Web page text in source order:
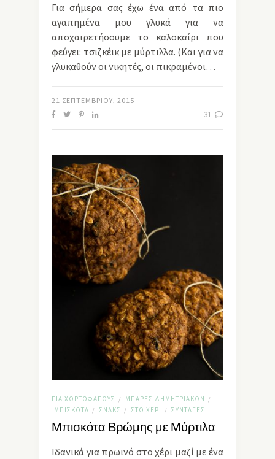
Για σήμερα σας έχω ένα από τα πιο
αγαπημένα μου γλυκά για να
αποχαιρετήσουμε το καλοκαίρι που
φεύγει: τσιζκέικ με μύρτιλλα. (Και για να
γλυκαθούν οι νικητές, οι πικραμένοι…
21 ΣΕΠΤΕΜΒΡΊΟΥ, 2015
31
ΓΙΑ ΧΟΡΤΟΦΆΓΟΥΣ / ΜΠΆΡΕΣ ΔΗΜΗΤΡΙΑΚΏΝ /
ΜΠΙΣΚΌΤΑ / ΣΝΑΚΣ / ΣΤΟ ΧΈΡΙ / ΣΥΝΤΑΓΈΣ
Μπισκότα Βρώμης με Μύρτιλα
Ιδανικά για πρωινό στο χέρι μαζί με ένα